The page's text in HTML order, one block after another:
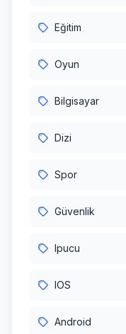
Eğitim
Oyun
Bilgisayar
Dizi
Spor
Güvenlik
Ipucu
IOS
Android